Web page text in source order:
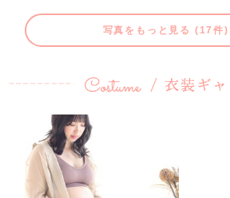
写真をもっと見る (17件)